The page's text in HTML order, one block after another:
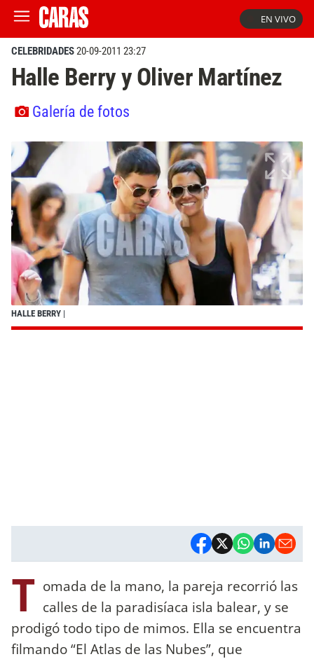
EN VIVO
CELEBRIDADES20-09-2011 23:27
Halle Berry y Oliver Martínez
Galería de fotos
HALLE BERRY |
T omada de la mano, la pareja recorrió las
calles de la paradisíaca isla balear, y se
prodigó todo tipo de mimos. Ella se encuentra
filmando “El Atlas de las Nubes”, que